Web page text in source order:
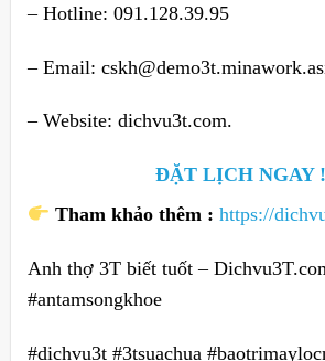
– Hotline: 091.128.39.95
– Email:
– Website: dichvu3t.com.
ĐẶT LỊCH NGAY
Tham khảo thêm : https://
Anh thợ 3T biết tuốt –
#antamsongkhoe
#dichvu3t #3tsuachua